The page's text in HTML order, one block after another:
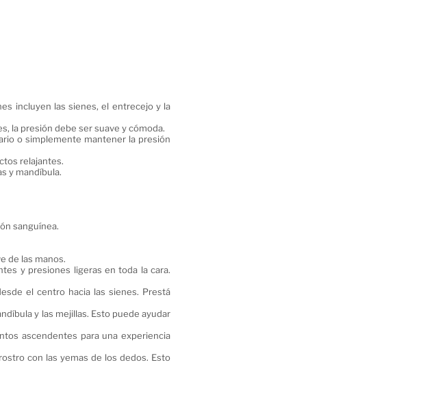
incluyen las sienes, el entrecejo y la
la presión debe ser suave y cómoda.
o simplemente mantener la presión
relajantes.
y mandíbula.
sanguínea.
de las manos.
y presiones ligeras en toda la cara.
el centro hacia las sienes. Prestá
y las mejillas. Esto puede ayudar
ascendentes para una experiencia
con las yemas de los dedos. Esto